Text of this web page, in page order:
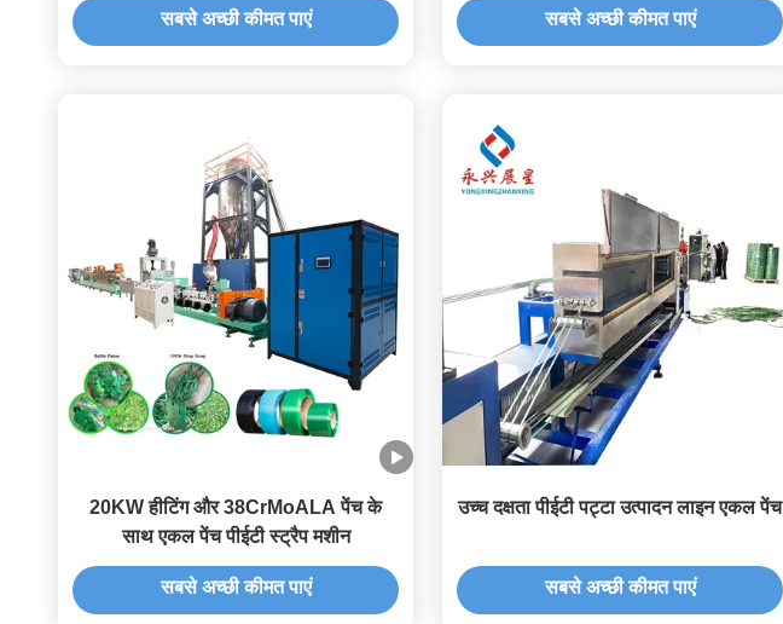
सबसे अच्छी कीमत पाएं सबसे अच्छी कीमत पाएं
20KW हीटिंग और 38CrMoALA पेंच के
साथ एकल पेंच पीईटी स्ट्रैप मशीन
सबसे अच्छी कीमत पाएं
उच्च दक्षता पीईटी पट्टा उत्पादन लाइन एकल पेंच
सबसे अच्छी कीमत पाएं